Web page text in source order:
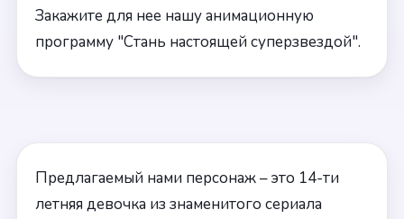
Закажите для нее нашу анимационную
программу "Стань настоящей суперзвездой".
Предлагаемый нами персонаж – это 14-ти
летняя девочка из знаменитого сериала